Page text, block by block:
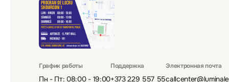
График работы
Пн - Пт: 08:00 - 19:00
Поддержка
+373 229 557 55
Электронная почта